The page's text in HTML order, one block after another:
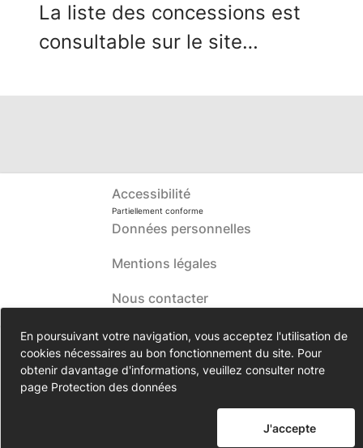
La liste des concessions est
consultable sur le site
rue Jean Moulin et dans les 4
au 05.67.16.17.94 /
cimetieres@mairie-revel.fr
Accessibilité
Partiellement conforme
Données personnelles
Mentions légales
Nous contacter
En poursuivant votre navigation, vous acceptez l'utilisation de
cookies nécessaires au bon fonctionnement du site. Pour
obtenir davantage d'informations, veuillez consulter notre
page Protection des données
J'accepte